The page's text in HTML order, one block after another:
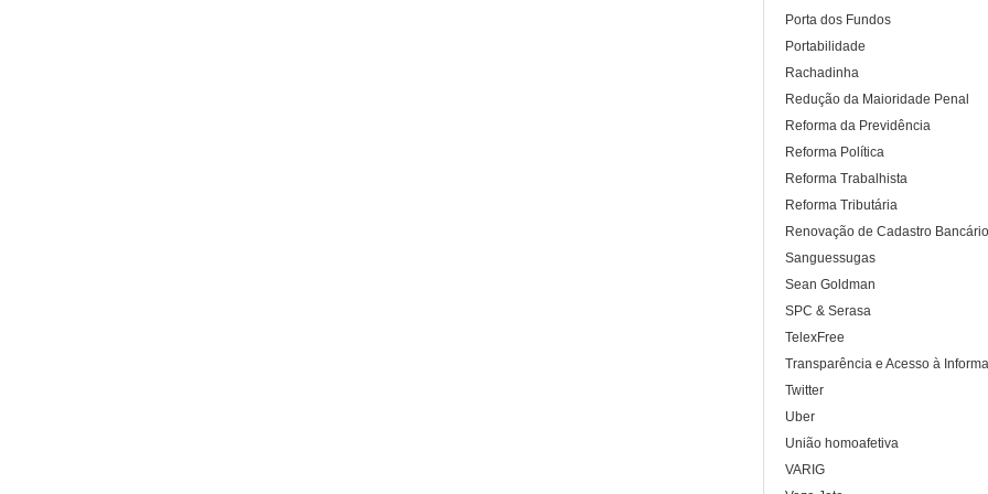
Porta dos Fundos
Portabilidade
Rachadinha
Redução da Maioridade Penal
Reforma da Previdência
Reforma Política
Reforma Trabalhista
Reforma Tributária
Renovação de Cadastro Bancário
Sanguessugas
Sean Goldman
SPC & Serasa
TelexFree
Transparência e Acesso à
Twitter
Uber
União homoafetiva
VARIG